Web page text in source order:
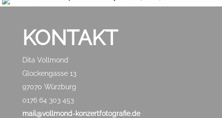
KONTAKT
Dita Vollmond
Glockengasse 13
97070 Würzburg
0176 64 303 453
mail@vollmond-konzertfotografie.de